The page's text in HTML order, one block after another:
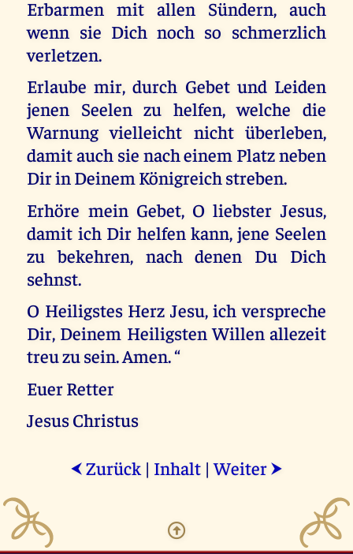
Erbarmen mit allen Sündern, auch
wenn sie Dich noch so schmerzlich
verletzen.
Erlaube mir, durch Gebet und Leiden
jenen Seelen zu helfen, welche die
Warnung vielleicht nicht überleben,
damit auch sie nach einem Platz neben
Dir in Deinem Königreich streben.
Erhöre mein Gebet, O liebster Jesus,
damit ich Dir helfen kann, jene Seelen
zu bekehren, nach denen Du Dich
sehnst.
O Heiligstes Herz Jesu, ich verspreche
Dir, Deinem Heiligsten Willen allezeit
treu zu sein. Amen. “
Euer Retter
Jesus Christus
⮜ Zurück | Inhalt |Weiter ⮞